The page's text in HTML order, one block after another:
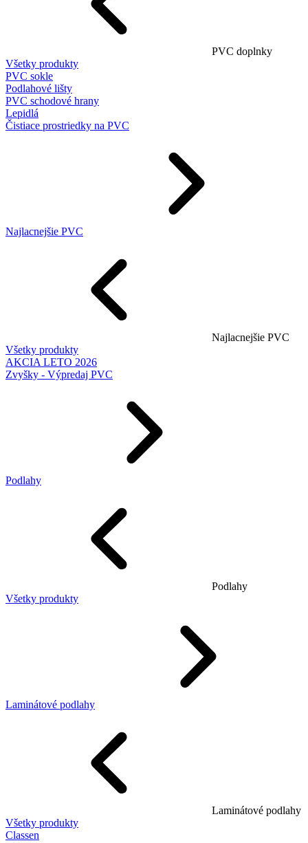
PVC doplnky
Všetky produkty
PVC sokle
Podlahové lišty
PVC schodové hrany
Lepidlá
Čistiace prostriedky na PVC
Najlacnejšie PVC
Najlacnejšie PVC
Všetky produkty
AKCIA LETO 2026
Zvyšky - Výpredaj PVC
Podlahy
Podlahy
Všetky produkty
Laminátové podlahy
Laminátové podlahy
Všetky produkty
Classen